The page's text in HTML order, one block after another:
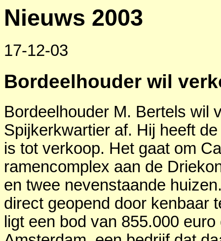
Nieuws 2003
17-12-03
Bordeelhouder wil
Bordeelhouder M. Bertels wil
Spijkerkwartier af. Hij heeft
is tot verkoop. Het gaat om
ramencomplex aan de
en twee nevenstaande
direct geopend door kenbaar
ligt een bod van 855.000